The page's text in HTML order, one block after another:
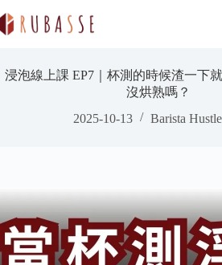
to
content
浸泡線上課 EP7｜杯測的時候渣一下
沒烘熟嗎？
2025-10-13
Barista